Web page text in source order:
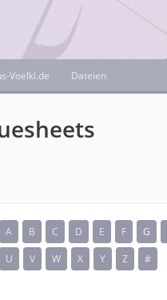
Voelkl.de Dateien
A B C D E F G
U
V W X Y Z #